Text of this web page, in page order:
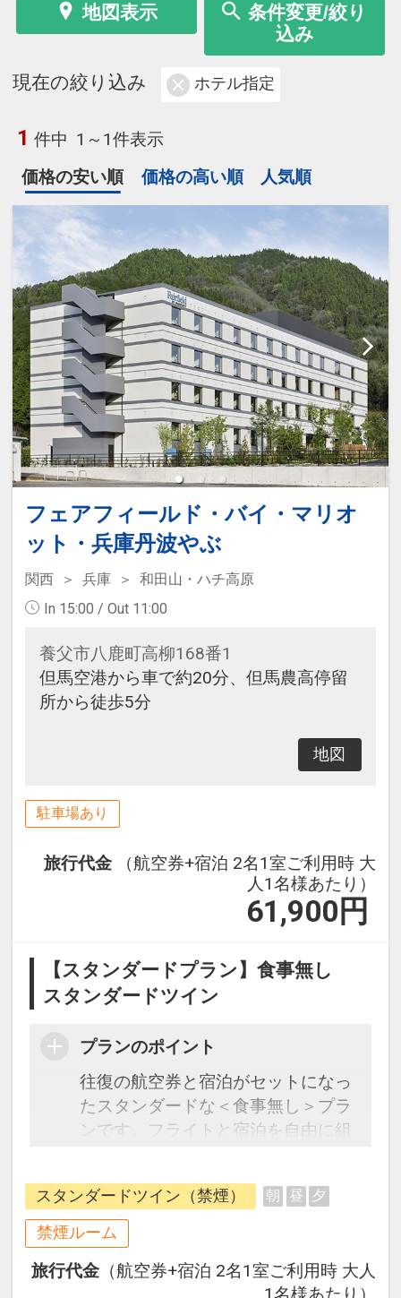
地図表示
条件変更/絞り
込み
現在の絞り込み ホテル指定
1 件中 1～1件表示
価格の安い順
価格の高い順 人気順
フェアフィールド・バイ・マリオ
ット・兵庫丹波やぶ
関西 兵庫
和田山・ハチ高原
In 15:00 / Out 11:00
養父市八鹿町高柳168番1
但馬空港から車で約20分、但馬農高停留
所から徒歩5分
地図
駐車場あり
旅行代金
（航空券+宿泊 2名1室ご利用時 大
人1名様あたり）
61,900 円
【スタンダードプラン】食事無し
スタンダードツイン
プランのポイント
往復の航空券と宿泊がセットになっ
たスタンダードな＜食事無し＞プラ
ンです。フライトと宿泊を自由に組
ージだから、一都市滞在はもちろん
周遊旅行にも最適！
旅行期間中の1泊だけの宿泊や延
泊・飛び泊なども自由自在です。
フライトは、安心のJAL（または
スタンダードツイン（禁煙） 朝 昼 夕
禁煙ルーム
旅行代金 （航空券+宿泊 2名1室ご利用時 大人
1名様あたり）